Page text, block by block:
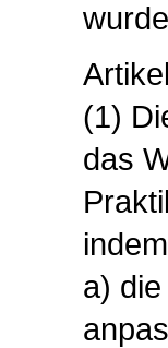
(1)
das
a)